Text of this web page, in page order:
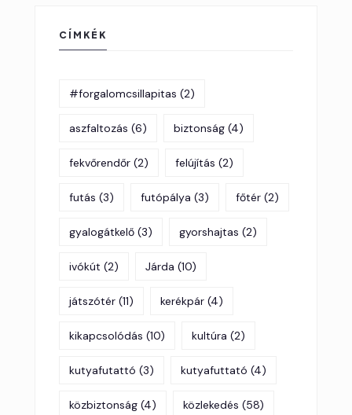
CÍMKÉK
#forgalomcsillapitas (2)
aszfaltozás (6) biztonság (4)
fekvőrendőr (2) felújítás (2)
futás (3) futópálya (3) főtér (2)
gyalogátkelő (3) gyorshajtas (2)
ivókút (2) Járda (10)
játszótér (11) kerékpár (4)
kikapcsolódás (10) kultúra (2)
kutyafutattó (3) kutyafuttató (4)
közbiztonság (4) közlekedés (58)